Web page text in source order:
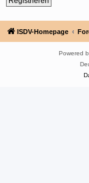
ISDV-Homepage
Powered